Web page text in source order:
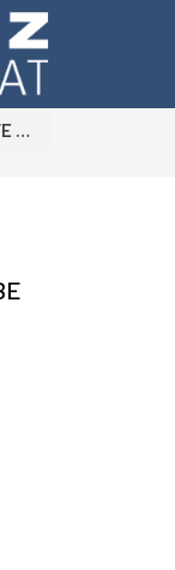
ÜYE GİRİŞİ ÜYE OL